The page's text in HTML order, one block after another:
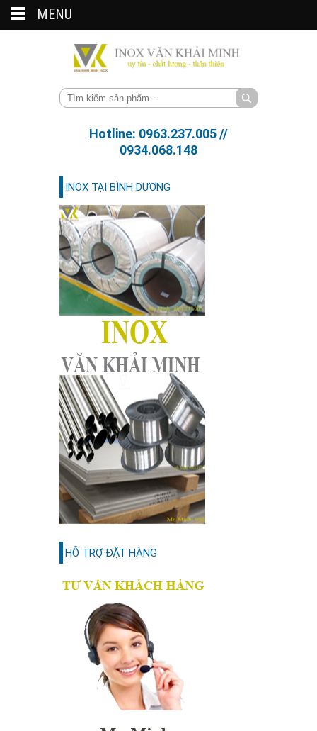
Hotline: 0963.237.005 //
0934.068.148
INOX TẠI BÌNH DƯƠNG
HỖ TRỢ ĐẶT HÀNG
MENU